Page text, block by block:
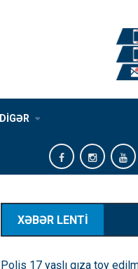
DİGƏR
XƏBƏR LENTİ
Polis 17 yaşlı qıza toy